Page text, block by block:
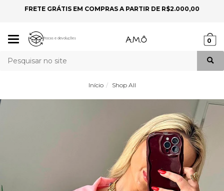
FRETE GRÁTIS EM COMPRAS A PARTIR DE R$2.000,00
Mudar
Trocas e devoluções 0
Início Shop All